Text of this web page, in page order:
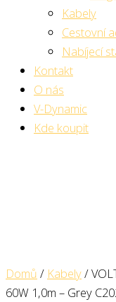
Kabely
Cestovní
Nabíjecí
Kontakt
O nás
V-Dynamic
Kde koupit
Domů / Kabely/
60W 1,0m – Grey